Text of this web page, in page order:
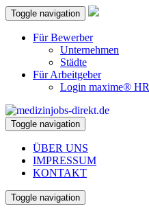
Toggle navigation
Für Bewerber
Unternehmen
Städte
Für Arbeitgeber
Login maxime® HR
Toggle navigation
ÜBER UNS
IMPRESSUM
KONTAKT
Toggle navigation